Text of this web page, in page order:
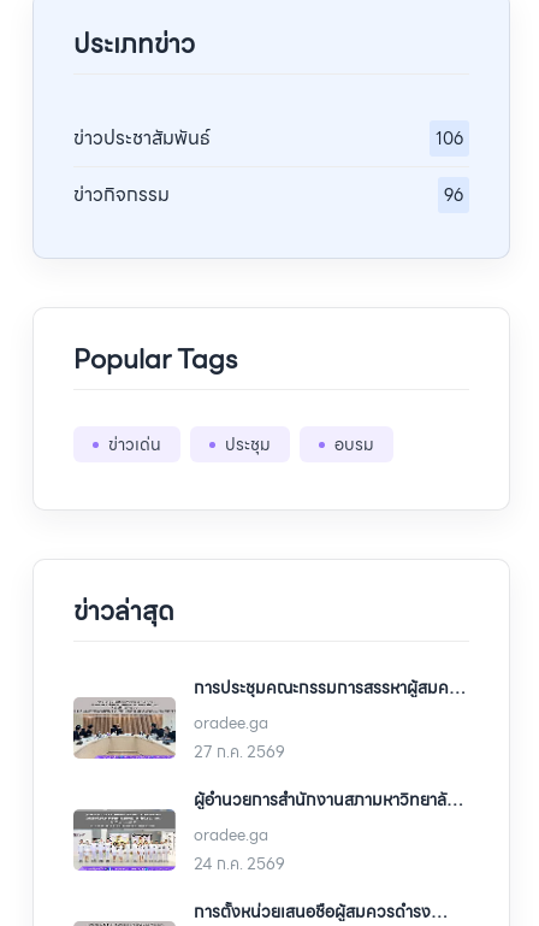
ประเภทข่าว
ข่าวประชาสัมพันธ์ 106
ข่าวกิจกรรม 96
Popular Tags
ข่าวเด่น ประชุม อบรม
ข่าวล่าสุด
การประชุมคณะกรรมการสรรหาผู้สมควร
สังคมศาสตร์ ครั้งที่ 2/2569
oradee.ga
27 ก.ค. 2569
ผู้อำนวยการสำนักงานสภามหาวิทยาลัย
ชัยมงคล เนื่องในโอกาสวันเฉลิม
พระชนมพรรษา พระบาทสมเด็จ
พระเจ้าอยู่หัว วันที่ 28 กรกฎาคม
oradee.ga
24 ก.ค. 2569
การตั้งหน่วยเสนอชื่อผู้สมควรดำรง